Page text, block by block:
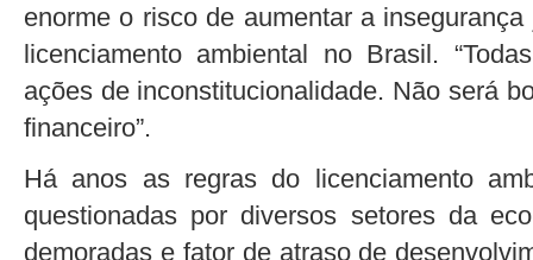
enorme o risco de aumentar a
licenciamento ambiental no Brasil.
ações de inconstitucionalidade. Não será
financeiro”.
Há anos as regras do licenciamento
questionadas por diversos setores da
demoradas e fator de atraso de